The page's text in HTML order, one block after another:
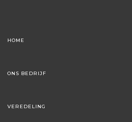
HOME
ONS BEDRIJF
VEREDELING